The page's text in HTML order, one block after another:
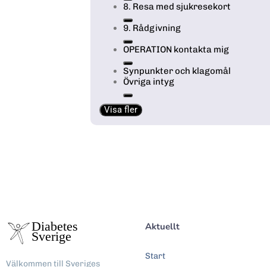
8. Resa med sjukresekort
9. Rådgivning
OPERATION kontakta mig
Synpunkter och klagomål
Övriga intyg
Visa fler
Välkommen till Sveriges
Aktuellt
Start